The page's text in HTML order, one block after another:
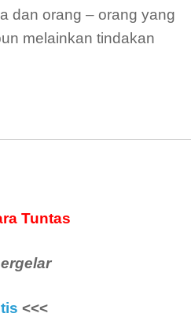
dan orang – orang yang
melainkan tindakan
Tuntas
<<<